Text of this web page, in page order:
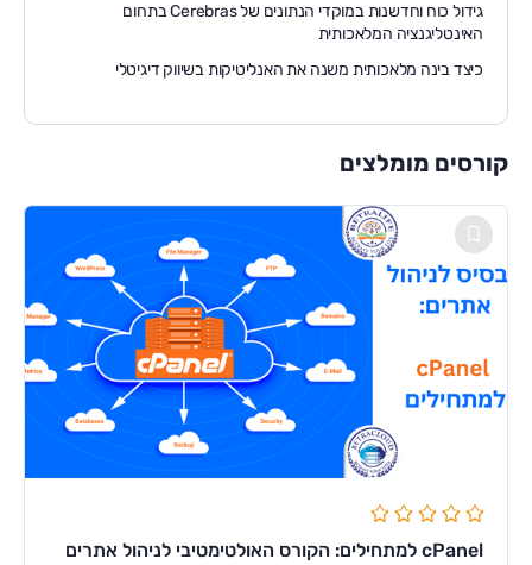
גידול כוח וחדשנות במוקדי הנתונים של Cerebras בתחום
האינטליגנציה המלאכותית
כיצד בינה מלאכותית משנה את האנליטיקות בשיווק דיגיטלי
קורסים מומלצים
cPanel למתחילים: הקורס האולטימטיבי לניהול אתרים